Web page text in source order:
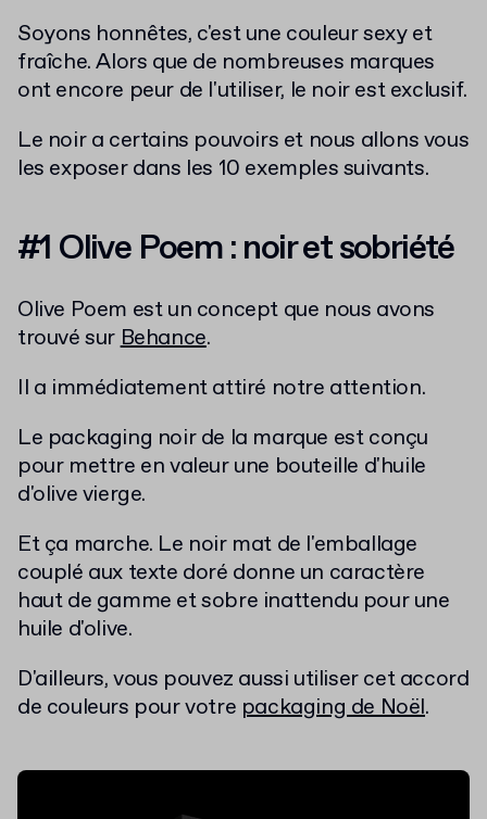
Soyons honnêtes, c'est une couleur sexy et
fraîche. Alors que de nombreuses marques
ont encore peur de l'utiliser, le noir est exclusif.
Le noir a certains pouvoirs et nous allons vous
les exposer dans les 10 exemples suivants.
#1 Olive Poem : noir et sobriété
Olive Poem est un concept que nous avons
trouvé surBehance.
Il a immédiatement attiré notre attention.
Le packaging noir de la marque est conçu
pour mettre en valeur une bouteille d'huile
d'olive vierge.
Et ça marche. Le noir mat de l'emballage
couplé aux texte doré donne un caractère
haut de gamme et sobre inattendu pour une
huile d'olive.
D'ailleurs, vous pouvez aussi utiliser cet accord
de couleurs pour votre packaging de Noël.